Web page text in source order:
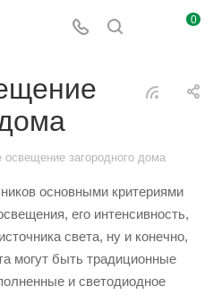
0
освещение загородного дома
основными критериями
его интенсивность,
света, ну и конечно,
могут быть традиционные
и светодиодное